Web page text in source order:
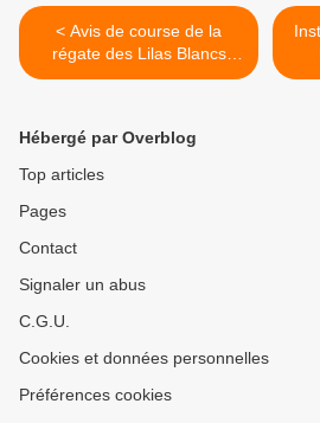
< Avis de course de la
régate des Lilas Blancs
2020
Hébergé par Overblog
Top articles
Pages
Contact
Signaler un abus
C.G.U.
Cookies et données personnelles
Préférences cookies